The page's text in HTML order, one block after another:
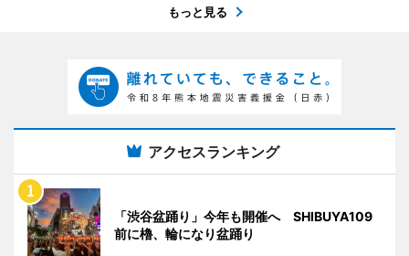
もっと見る
アクセスランキング
「渋谷盆踊り」今年も開催へ SHIBUYA109
前に櫓、輪になり盆踊り